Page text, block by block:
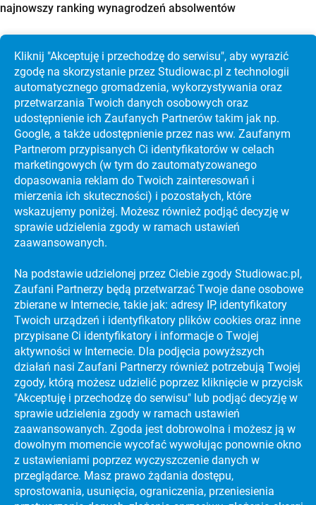
najnowszy ranking wynagrodzeń absolwentów
Studia w Holandii po maturze? Sprawdź Maastricht
University, koszty i rekrutację krok po kroku
KATALOG UCZELNI WYŻSZYCH
PREVIEW SECTION
PORADNIKI
JAK ZDAĆ MATURĘ?
PORADNIKI
STRES NA MATURZE
PORADNIKI
DARMOWY KURS MATURALNY!
PORADNIKI
EFEKTYWNA NAUKA
Kliknij "Akceptuję i przechodzę do serwisu", aby wyrazić
zgodę na skorzystanie przez Studiowac.pl z technologii
automatycznego gromadzenia, wykorzystywania oraz
przetwarzania Twoich danych osobowych oraz
udostępnienie ich Zaufanych Partnerów takim jak np.
Google, a także udostępnienie przez nas ww. Zaufanym
Partnerom przypisanych Ci identyfikatorów w celach
marketingowych (w tym do zautoma­tyzo­wanego
dopasowania reklam do Twoich zainteresowań i
mierzenia ich skuteczności) i pozostałych, które
wskazujemy poniżej. Możesz również podjąć decyzję w
sprawie udzielenia zgody w ramach ustawień
zaawansowanych.
Na podstawie udzielonej przez Ciebie zgody Studiowac.pl,
Zaufani Partnerzy będą przetwarzać Twoje dane osobowe
zbierane w Internecie, takie jak: adresy IP, identyfikatory
Twoich urządzeń i identyfikatory plików cookies oraz inne
przypisane Ci identyfikatory i informacje o Twojej
aktywności w Internecie. Dla podjęcia powyższych
działań nasi Zaufani Partnerzy również potrzebują Twojej
zgody, którą możesz udzielić poprzez kliknięcie w przycisk
"Akceptuję i przechodzę do serwisu" lub podjąć decyzję w
sprawie udzielenia zgody w ramach ustawień
zaawansowanych. Zgoda jest dobrowolna i możesz ją w
dowolnym momencie wycofać wywołując ponownie okno
z ustawieniami poprzez wyczyszczenie danych w
przeglądarce. Masz prawo żądania dostępu,
sprostowania, usunięcia, ograniczenia, przeniesienia